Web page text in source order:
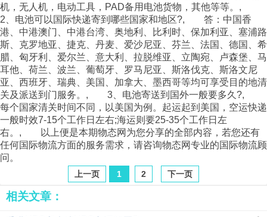
机，无人机，电动工具，PAD备用电池货物，其他等等。,
2、电池可以国际快递寄到哪些国家和地区?, 答：中国香
港、中港澳门、中港台湾、奥地利、比利时、保加利亚、塞浦路
斯、克罗地亚、捷克、丹麦、爱沙尼亚、芬兰、法国、德国、希
腊、匈牙利、爱尔兰、意大利、拉脱维亚、立陶宛、卢森堡、马
耳他、荷兰、波兰、葡萄牙、罗马尼亚、斯洛伐克、斯洛文尼
亚、西班牙、瑞典、美国、加拿大、墨西哥等均可享受目的地清
关及派送到门服务。, 3、电池寄送到国外一般要多久?,
每个国家清关时间不同，以美国为例。起运起到美国，空运快递
一般时效7-15个工作日左右;海运则要25-35个工作日左
右。, 以上便是本期物态网 为您分享的全部内容，若您还有
任何国际物流方面的服务需求，请咨询物态网专业的国际物流顾
问。
上一页 1 2 下一页
相关文章：